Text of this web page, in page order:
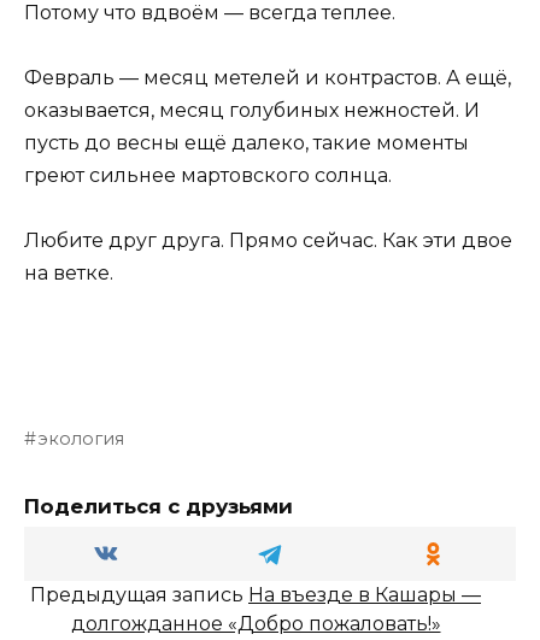
Потому что вдвоём — всегда теплее.
Февраль — месяц метелей и контрастов. А ещё,
оказывается, месяц голубиных нежностей. И
пусть до весны ещё далеко, такие моменты
греют сильнее мартовского солнца.
Любите друг друга. Прямо сейчас. Как эти двое
на ветке.
экология
Поделиться с друзьями
Предыдущая запись На въезде в Кашары —
долгожданное «Добро пожаловать!»